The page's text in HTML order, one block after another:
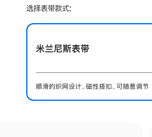
选择表带款式:
米兰尼斯表带
顺滑的织网设计、磁性搭扣、可随意调节